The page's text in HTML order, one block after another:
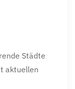
Städte
aktuellen